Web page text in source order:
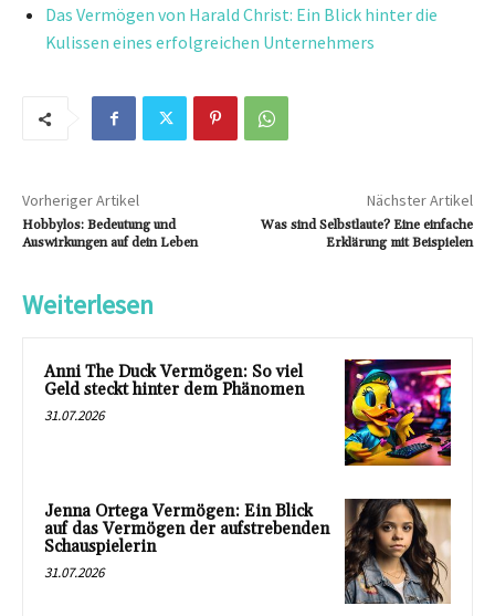
Das Vermögen von Harald Christ: Ein Blick hinter die
Kulissen eines erfolgreichen Unternehmers
Vorheriger Artikel
Hobbylos: Bedeutung und
Auswirkungen auf dein Leben
Nächster Artikel
Was sind Selbstlaute? Eine einfache
Erklärung mit Beispielen
Weiterlesen
Anni The Duck Vermögen: So viel
Geld steckt hinter dem Phänomen
31.07.2026
Jenna Ortega Vermögen: Ein Blick
auf das Vermögen der aufstrebenden
Schauspielerin
31.07.2026